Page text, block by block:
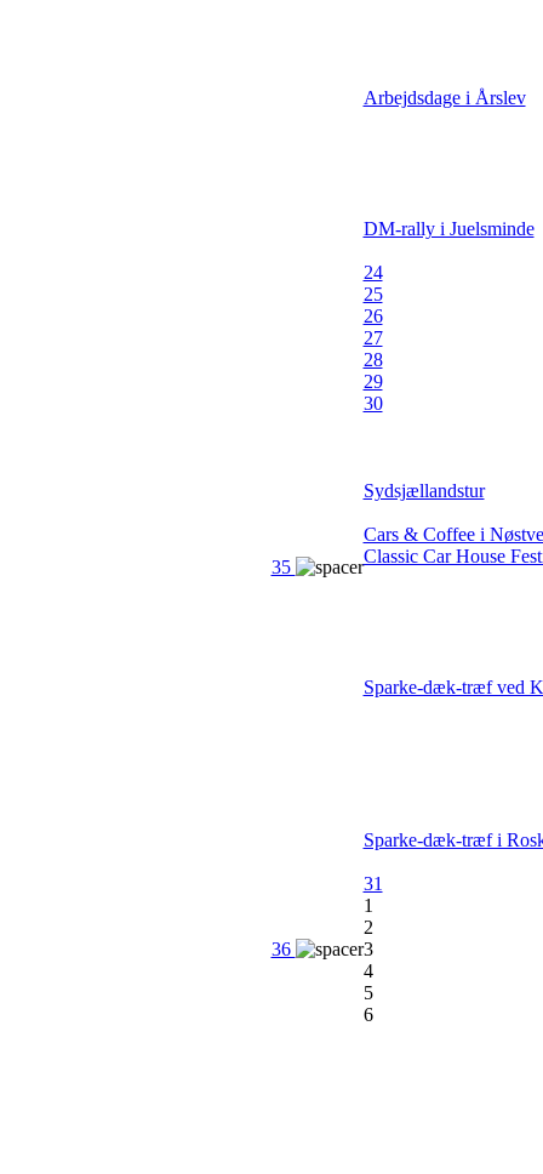
Arbejdsdage i Årslev
DM-rally i Juelsminde
35
24
25
26
27
28
29
30
Sydsjællandstur
Cars & Coffee i
Classic Car House
Sparke-dæk-træf ved
Sparke-dæk-træf i
36
31
1
2
3
4
5
6